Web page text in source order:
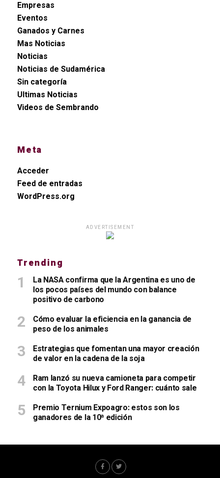
Empresas
Eventos
Ganados y Carnes
Mas Noticias
Noticias
Noticias de Sudamérica
Sin categoría
Ultimas Noticias
Videos de Sembrando
Meta
Acceder
Feed de entradas
WordPress.org
ADVERTISEMENT
Trending
La NASA confirma que la Argentina es uno de
los pocos países del mundo con balance
positivo de carbono
Cómo evaluar la eficiencia en la ganancia de
peso de los animales
Estrategias que fomentan una mayor creación
de valor en la cadena de la soja
Ram lanzó su nueva camioneta para competir
con la Toyota Hilux y Ford Ranger: cuánto sale
Premio Ternium Expoagro: estos son los
ganadores de la 10ª edición